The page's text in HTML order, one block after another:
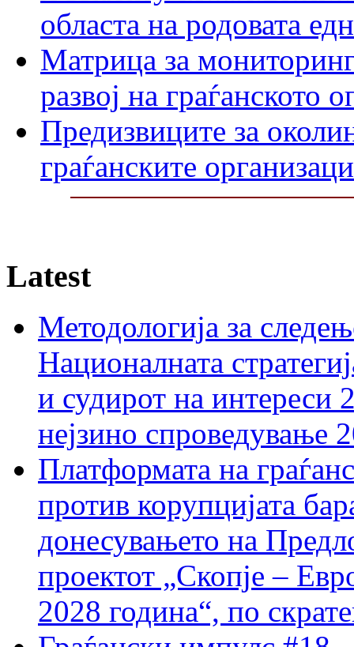
областа на родовата
Матрица за
развој на граѓанското
Предизвиците за
граѓанските
Latest
Методологија за
Националната
и судирот на интереси
нејзино спроведување
Платформата на
против корупцијата
донесувањето на
проектот „Скопје –
2028 година“, по